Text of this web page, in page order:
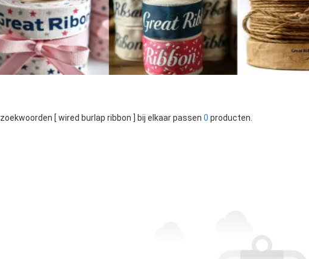
zoekwoorden [ wired burlap ribbon ] bij elkaar passen 0 producten.